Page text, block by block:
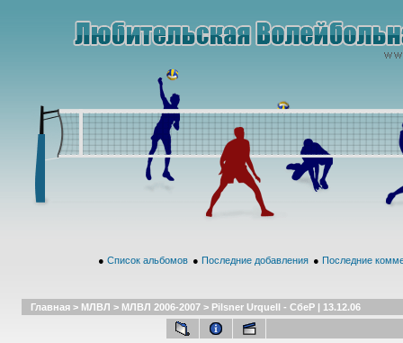
● Список альбомов ● Последние добавления ● Последние
Главная > МЛВЛ > МЛВЛ 2006-2007 > Pilsner Urquell - СбеР | 13.12.06